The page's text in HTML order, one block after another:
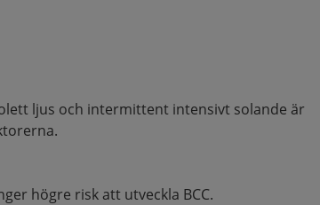
ljus och intermittent intensivt solande är
högre risk att utveckla BCC.